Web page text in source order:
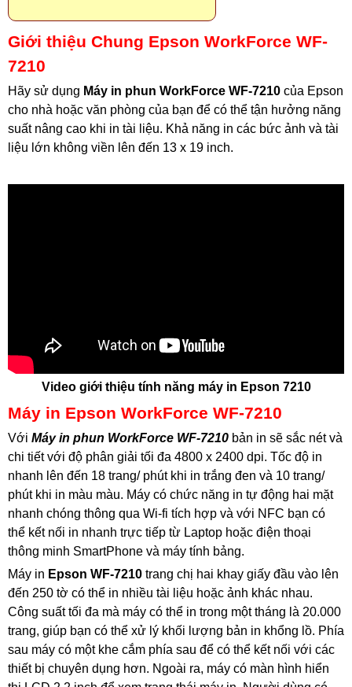
Giới thiệu Chung Epson WorkForce WF-
7210
Hãy sử dụng Máy in phun WorkForce WF-7210 của Epson
cho nhà hoặc văn phòng của bạn để có thể tận hưởng năng
suất nâng cao khi in tài liệu. Khả năng in các bức ảnh và tài
liệu lớn không viền lên đến 13 x 19 inch.
Video giới thiệu tính năng máy in Epson 7210
Máy in Epson WorkForce WF-7210
Với Máy in phun WorkForce WF-7210 bản in sẽ sắc nét và
chi tiết với độ phân giải tối đa 4800 x 2400 dpi. Tốc độ in
nhanh lên đến 18 trang/ phút khi in trắng đen và 10 trang/
phút khi in màu màu. Máy có chức năng in tự động hai mặt
nhanh chóng thông qua Wi-fi tích hợp và với NFC bạn có
thể kết nối in nhanh trực tiếp từ Laptop hoặc điện thoại
thông minh SmartPhone và máy tính bảng.
Máy in Epson WF-7210 trang chị hai khay giấy đầu vào lên
đến 250 tờ có thể in nhiều tài liệu hoặc ảnh khác nhau.
Công suất tối đa mà máy có thể in trong một tháng là 20.000
trang, giúp bạn có thể xử lý khối lượng bản in khổng lồ. Phía
sau máy có một khe cắm phía sau để có thể kết nối với các
thiết bị chuyên dụng hơn. Ngoài ra, máy có màn hình hiển